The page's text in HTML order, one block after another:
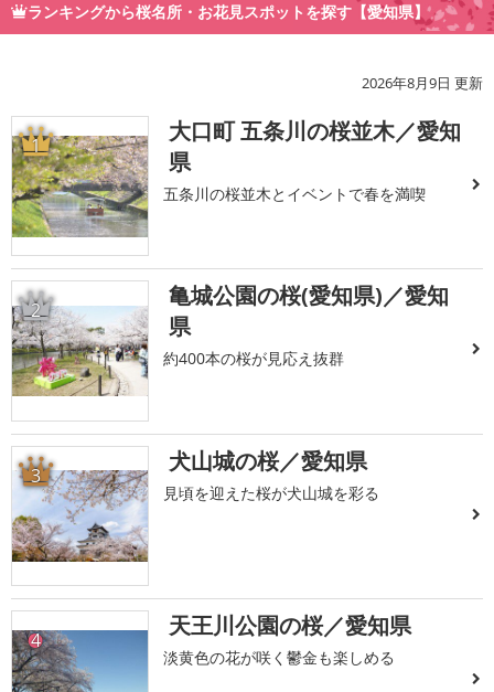
ランキングから桜名所・お花見スポットを探す【愛知県】
2026年8月9日 更新
1
大口町 五条川の桜並木／愛知
県
五条川の桜並木とイベントで春を満喫
2
亀城公園の桜(愛知県)／愛知
県
約400本の桜が見応え抜群
3 犬山城の桜／愛知県
見頃を迎えた桜が犬山城を彩る
4 天王川公園の桜／愛知県
淡黄色の花が咲く鬱金も楽しめる